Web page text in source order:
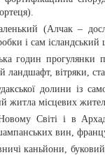
(Алчак –
і сам ісландський
годин прогулянки
ландшафт, вітряки,
долини із
житла місцевих
Світі і в
вин,
каньйони,